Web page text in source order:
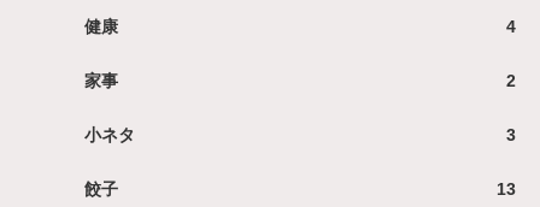
健康 4
家事 2
小ネタ 3
餃子 13